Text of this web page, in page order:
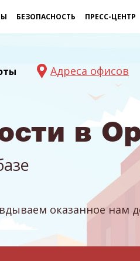
БЕЗОПАСНОСТЬ ПРЕСС-ЦЕНТР
Адреса офисов
в
оказанное нам